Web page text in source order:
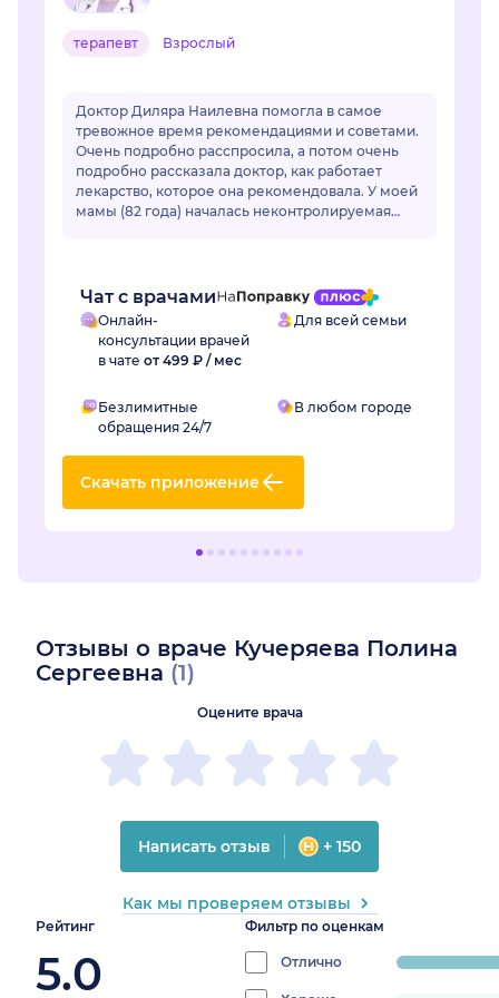
терапевт Взрослый
Доктор Диляра Наилевна помогла в самое
тревожное время рекомендациями и советами.
Очень подробно расспросила, а потом очень
подробно рассказала доктор, как работает
лекарство, которое она рекомендовала. У моей
мамы (82 года) началась неконтролируемая
Чат с врачами
Онлайн-
консультации врачей
в чате от 499 ₽ / мес
Для всей семьи
Безлимитные
обращения 24/7
В любом городе
Скачать приложение
Отзывы о враче Кучеряева Полина
Сергеевна (1)
Рейтинг
5.0
Фильтр по оценкам
Отлично
progress:
Оцените врача
Написать отзыв + 150
Как мы проверяем отзывы